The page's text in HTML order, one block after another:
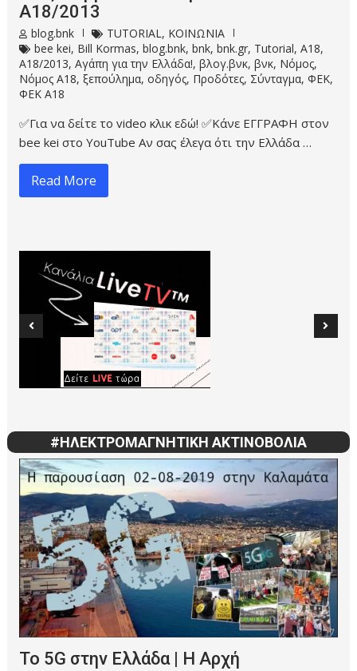
Α18/2013
blog.bnk TUTORIAL , ΚΟΙΝΩΝΙΑ
bee kei, Bill Kormas,blog.bnk,bnk,bnk.gr, Tutorial,Α18,
Α18/2013,Αγάπη για την Ελλάδα!,βλογ.βνκ,βνκ, Νόμος,
Νόμος Α18,ξεπούλημα,οδηγός, Προδότες, Σύνταγμα,ΦΕΚ,
ΦΕΚ Α18
✅Για να δείτε το video κλικ εδώ! ✅Κάνε ΕΓΓΡΑΦΗ στον
bee kei στο YouTube Αν σας έλεγα ότι την Ελλάδα …
Read More
#ΗΛΕΚΤΡΟΜΑΓΝΗΤΙΚΗ ΑΚΤΙΝΟΒΟΛΙΑ
Το 5G στην Ελλάδα | Η Αρχή